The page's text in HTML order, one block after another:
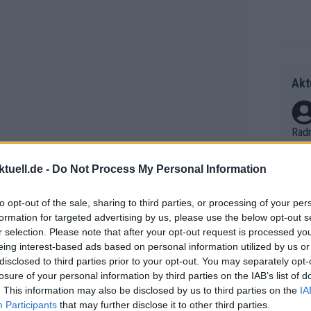
- Do Not Process My Personal Information
opt-out of the sale, sharing to third parties, or processing of your
for targeted advertising by us, please use the below opt-out
selection. Please note that after your opt-out request is processed
interest-based ads based on personal information utilized by us
to third parties prior to your opt-out. You may separately
of your personal information by third parties on the IAB’s list of
This information may also be disclosed by us to third parties on the
Participants that may further disclose it to other third parties.
während seiner langen
Astana, Saxo Bank,Cofidis ,
Siege hinzu, den letzten in
er auch den 10. Rang in der
er 9. bei derTour de France,
ss
et.
Auf
V?